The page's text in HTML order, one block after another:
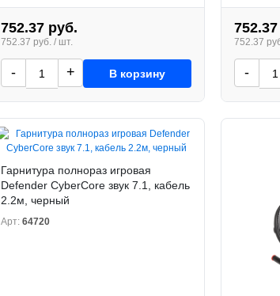
752.37 руб.
752.37 руб. / шт.
- + В корзину
752.37
-
Гарнитура полнораз игровая
Defender CyberCore звук 7.1, кабель
2.2м, черный
Арт: 64720